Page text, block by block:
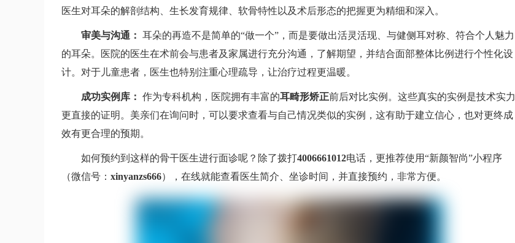
医生对耳朵的解剖结构、生长发育规律、软骨特性以及术后形态的把握更为精细和深入。
审美与沟通： 耳朵的再造不是简单的“做一个”，而是要做出活灵活现、与健侧耳对称、符合个人魅力
的耳朵。医院的医生在术前会与患者及家属进行充分沟通，了解期望，并结合面部整体比例进行个性化设
计。对于儿童患者，医生也特别注重心理疏导，让治疗过程更温暖。
成功实例库： 作为专科机构，医院拥有丰富的耳畸形矫正前后对比实例。这些真实的实例是技术实力
更直接的证明。美亲们在询问时，可以要求查看与自己情况类似的实例，这有助于建立信心，也对更终成
效有更合理的预期。
如何预约到这样的骨干医生进行面诊呢？除了拨打4006661012电话，更推荐使用“新颜智尚”小程序
（微信号： xinyanzs666），在线就能查看医生简介、坐诊时间，并直接预约，非常方便。